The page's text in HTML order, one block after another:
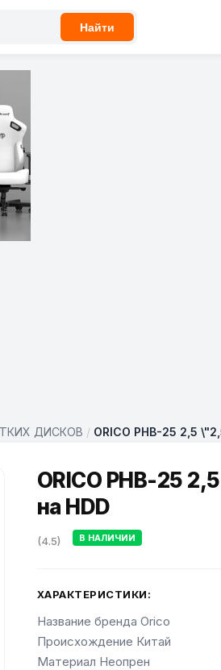
Найти
ДИСКОВ / ORICO PHB-25 2,5
ORICO PHB-25
на HDD
(4.5) В НАЛИЧИИ
ХАРАКТЕРИСТИКИ:
Название бренда Orico
Происхождение Китай
Материал Неопрен